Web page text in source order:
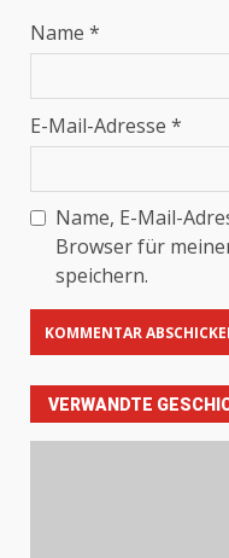
Name *
E-Mail-Adresse *
Name, E-Mail-
Browser für
speichern.
VERWANDTE